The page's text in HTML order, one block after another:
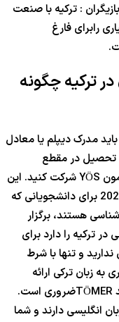
: ترکیه با صنعت
رابرای فارغ
ترکیه چگونه
مدرک دیپلم یا معادل
تحصیل در مقطع
کارشناسی در دانشگاه دولتی ترکیه باید در آزمون YÖS شرکت کنید. این
یک آزمون ورودی دانشگاه است که از سال 2024 برای دانشجویانی که
هستند، برگزار
ترکیه را دارد برای
و تنها با شرط
زبان ترکی ارائه
می‌شوند، بنابراین ارائه مدرک زبان ترکی مانند TÖMERضروری است.
انگلیسی دارند و شما